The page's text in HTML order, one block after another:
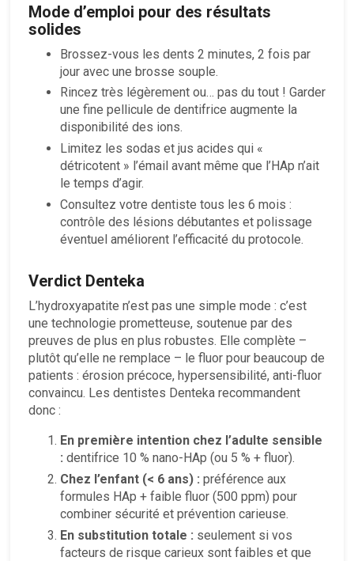
Mode d’emploi pour des résultats
solides
Brossez-vous les dents 2 minutes, 2 fois par
jour avec une brosse souple.
Rincez très légèrement ou… pas du tout ! Garder
une fine pellicule de dentifrice augmente la
disponibilité des ions.
Limitez les sodas et jus acides qui «
détricotent » l’émail avant même que l’HAp n’ait
le temps d’agir.
Consultez votre dentiste tous les 6 mois :
contrôle des lésions débutantes et polissage
éventuel améliorent l’efficacité du protocole.
Verdict Denteka
L’hydroxyapatite n’est pas une simple mode : c’est
une technologie prometteuse, soutenue par des
preuves de plus en plus robustes. Elle complète –
plutôt qu’elle ne remplace – le fluor pour beaucoup de
patients : érosion précoce, hypersensibilité, anti-fluor
convaincu. Les dentistes Denteka recommandent
donc :
En première intention chez l’adulte sensible
: dentifrice 10 % nano-HAp (ou 5 % + fluor).
Chez l’enfant (< 6 ans) : préférence aux
formules HAp + faible fluor (500 ppm) pour
combiner sécurité et prévention carieuse.
En substitution totale : seulement si vos
facteurs de risque carieux sont faibles et que